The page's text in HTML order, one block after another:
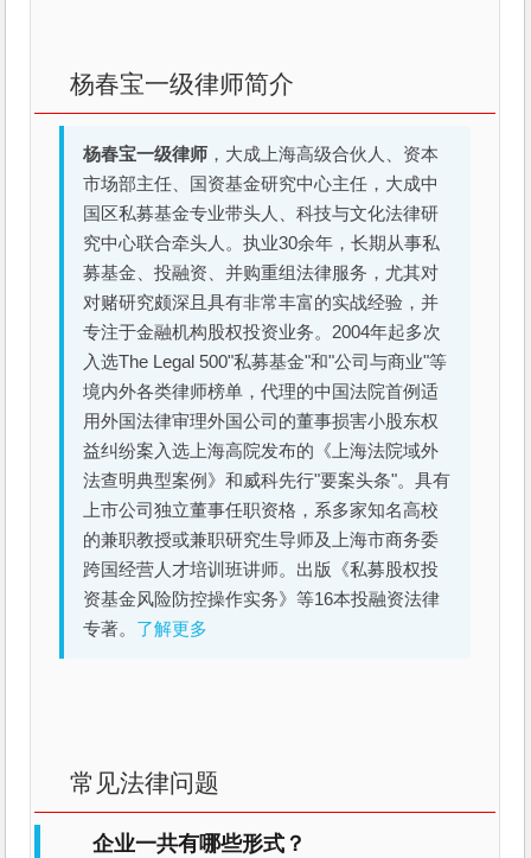
杨春宝一级律师简介
杨春宝一级律师 ，大成上海高级合伙人、资本
市场部主任、国资基金研究中心主任，大成中
国区私募基金专业带头人、科技与文化法律研
究中心联合牵头人。执业30余年，长期从事私
募基金、投融资、并购重组法律服务，尤其对
对赌研究颇深且具有非常丰富的实战经验，并
专注于金融机构股权投资业务。2004年起多次
入选The Legal 500"私募基金"和"公司与商业"等
境内外各类律师榜单，代理的中国法院首例适
用外国法律审理外国公司的董事损害小股东权
益纠纷案入选上海高院发布的《上海法院域外
法查明典型案例》和威科先行"要案头条"。具有
上市公司独立董事任职资格，系多家知名高校
的兼职教授或兼职研究生导师及上海市商务委
跨国经营人才培训班讲师。出版《私募股权投
资基金风险防控操作实务》等16本投融资法律
专著。 了解更多
常见法律问题
企业一共有哪些形式？